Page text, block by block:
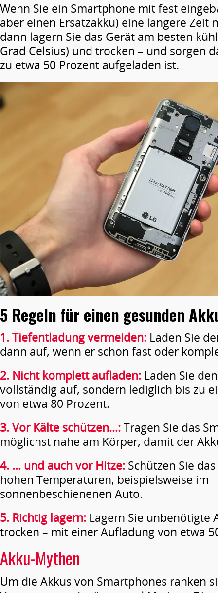
Wenn Sie ein Smartphone mit fest
aber einen Ersatzakku) eine längere Zeit
dann lagern Sie das Gerät am besten
Grad Celsius) und trocken – und sorgen
zu etwa 50 Prozent aufgeladen ist.
5 Regeln für einen gesunden
1. Tiefentladung vermeiden: Laden Sie
dann auf, wenn er schon fast oder
2. Nicht komplett aufladen: Laden Sie
vollständig auf, sondern lediglich bis zu
von etwa 80 Prozent.
3. Vor Kälte schützen…:Tragen Sie das
möglichst nahe am Körper, damit der
4. … und auch vor Hitze: Schützen Sie
hohen Temperaturen, beispielsweise im
sonnenbeschienenen Auto.
5. Richtig lagern: Lagern Sie unbenötigte
trocken – mit einer Aufladung von etwa
Akku-Mythen
Um die Akkus von Smartphones ranken